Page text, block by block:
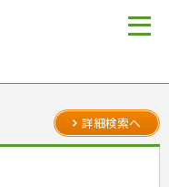
詳細検索へ